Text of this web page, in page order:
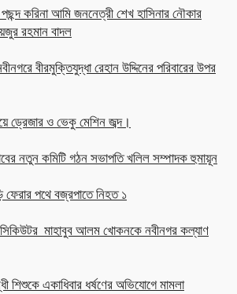
করিনা আমি জননেত্রী শেখ হাসিনার নৌকার
রহমান বাদল
বীরমুক্তিযুদ্ধা রেহান উদ্দিনের পরিবারের উপর
ড্রেজার ও ভেকু মেশিন জব্দ।
নতুন কমিটি গঠন সভাপতি খলিল সম্পাদক হুমায়ূন
ফেরার পথে বজ্রপাতে নিহত ১
মাহাবুব আলম খোকনকে নবীনগর কল্যাণ
শিশুকে একাধিবার ধর্ষণের অভিযোগে মামলা